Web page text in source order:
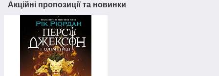
Акційні пропозиції та новинки